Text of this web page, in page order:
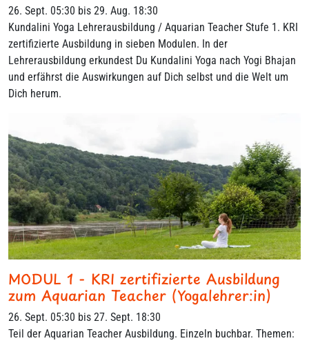
26. Sept. 05:30 bis 29. Aug. 18:30
Kundalini Yoga Lehrerausbildung / Aquarian Teacher Stufe 1. KRI
zertifizierte Ausbildung in sieben Modulen. In der
Lehrerausbildung erkundest Du Kundalini Yoga nach Yogi Bhajan
und erfährst die Auswirkungen auf Dich selbst und die Welt um
Dich herum.
MODUL 1 - KRI zertifizierte Ausbildung
zum Aquarian Teacher (Yogalehrer:in)
26. Sept. 05:30 bis 27. Sept. 18:30
Teil der Aquarian Teacher Ausbildung. Einzeln buchbar. Themen: